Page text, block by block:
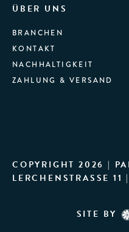
ÜBER UNS
BRANCHEN
KONTAKT
NACHHALTIGKEIT
ZAHLUNG & VERSAND
COPYRIGHT 2026 |
LERCHENSTRASSE
SITE BY